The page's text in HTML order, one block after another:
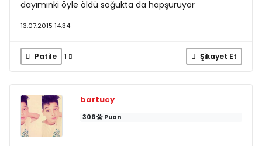
dayımınki öyle öldü soğukta da hapşuruyor
13.07.2015 14:34
Patile 1 Şikayet Et
bartucy
306 Puan